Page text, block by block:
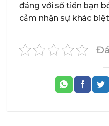
đáng với số tiền bạn
cảm nhận sự khác